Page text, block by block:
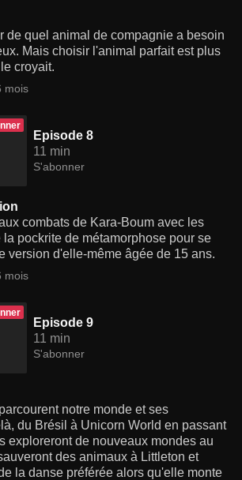
de quel animal de compagnie a besoin
Mais choisir l'animal parfait est plus
croyait.
mois
Episode 8
11 min
S'abonner
combats de Kara-Boum avec les
pockrite de métamorphose pour se
version d'elle-même âgée de 15 ans.
mois
Episode 9
11 min
S'abonner
notre monde et ses
du Brésil à Unicorn World en passant
exploreront de nouveaux mondes au
des animaux à Littleton et
la danse préférée alors qu'elle monte